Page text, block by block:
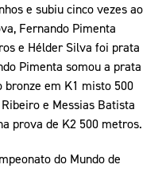
e subiu cinco vezes ao
Fernando Pimenta
e Hélder Silva foi prata
Pimenta somou a prata
bronze em K1 misto 500
e Messias Batista
prova de K2 500 metros.
do Mundo de